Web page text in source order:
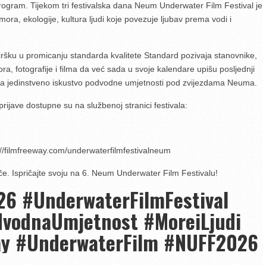
Tijekom tri festivalska dana Neum Underwater Film Festival je
ekologije, kultura ljudi koje povezuje ljubav prema vodi i
u promicanju standarda kvalitete Standard pozivaja stanovnike,
fotografije i filma da već sada u svoje kalendare upišu posljednji
jedinstveno iskustvo podvodne umjetnosti pod zvijezdama Neuma.
dostupne su na službenoj stranici festivala:
underwaterfilmfestivalneum
Ispričajte svoju na 6. Neum Underwater Film Festivalu!
#UnderwaterFilmFestival
#MoreiLjudi
#UnderwaterFilm #NUFF2026